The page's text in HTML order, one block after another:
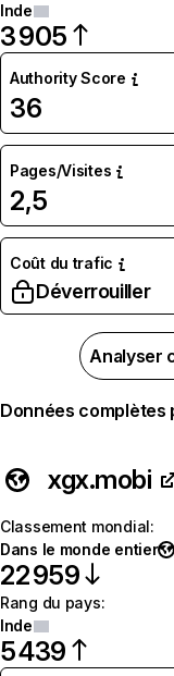
Inde
3 905
Authority Score
36
Pages/Visites
2,5
Coût du trafic
Déverrouiller
Analyser
Données
xgx.mobi
Classement mondial:
Dans le monde entier
22 959
Rang du pays:
Inde
5 439